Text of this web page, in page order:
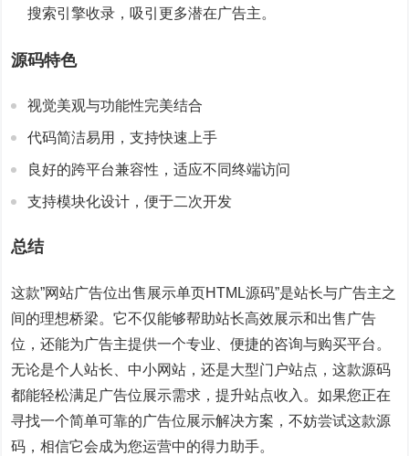
搜索引擎收录，吸引更多潜在广告主。
源码特色
视觉美观与功能性完美结合
代码简洁易用，支持快速上手
良好的跨平台兼容性，适应不同终端访问
支持模块化设计，便于二次开发
总结
这款”网站广告位出售展示单页HTML源码”是站长与广告主之
间的理想桥梁。它不仅能够帮助站长高效展示和出售广告
位，还能为广告主提供一个专业、便捷的咨询与购买平台。
无论是个人站长、中小网站，还是大型门户站点，这款源码
都能轻松满足广告位展示需求，提升站点收入。如果您正在
寻找一个简单可靠的广告位展示解决方案，不妨尝试这款源
码，相信它会成为您运营中的得力助手。